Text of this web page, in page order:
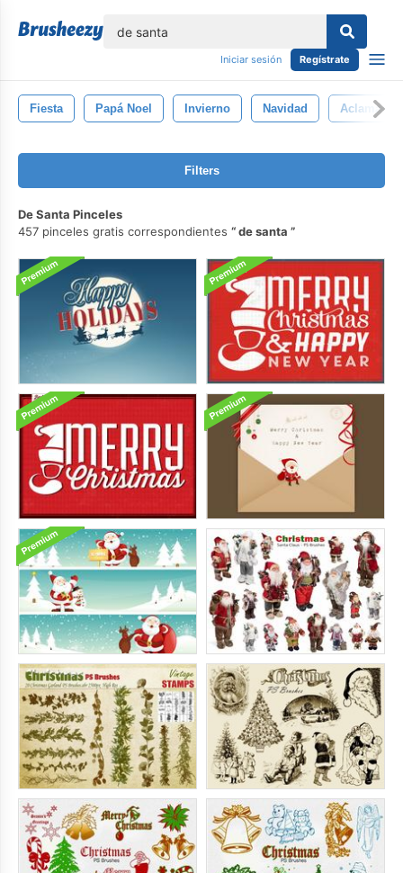
Iniciar sesión Regístrate
Fiesta Papá Noel Invierno Navidad
Filters
De Santa Pinceles
457 pinceles gratis correspondientes
de santa